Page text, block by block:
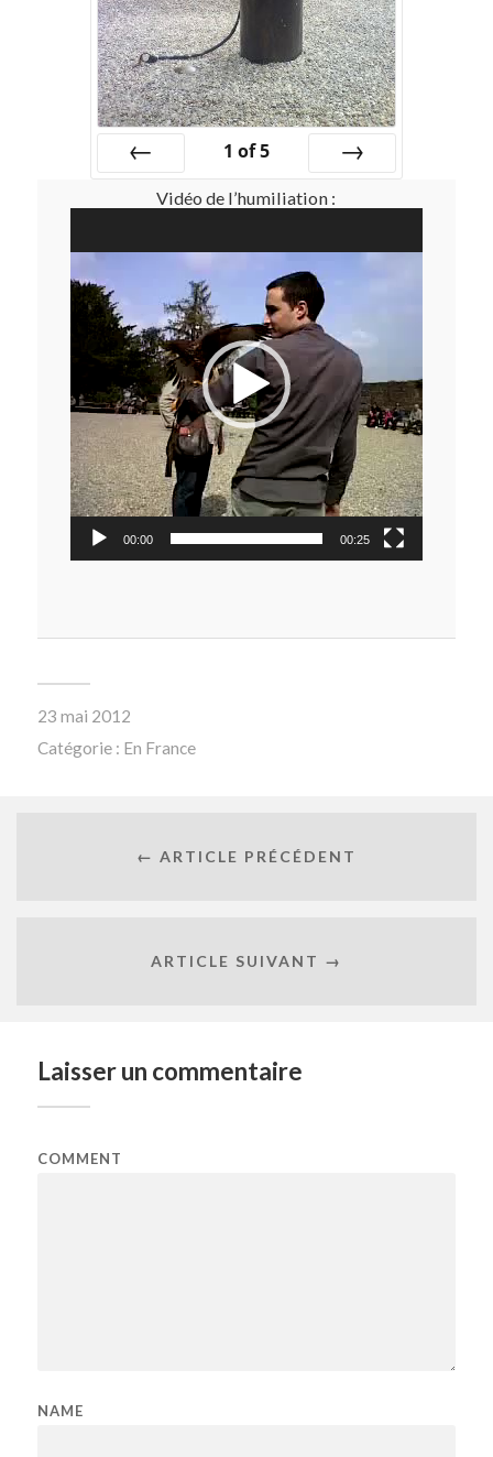
Prev
1 of5
Vidéo de l’humiliation :
00:00 00:25
23 mai 2012
Catégorie : En France
← ARTICLE PRÉCÉDENT
ARTICLE SUIVANT →
Laisser un commentaire
COMMENT
NAME